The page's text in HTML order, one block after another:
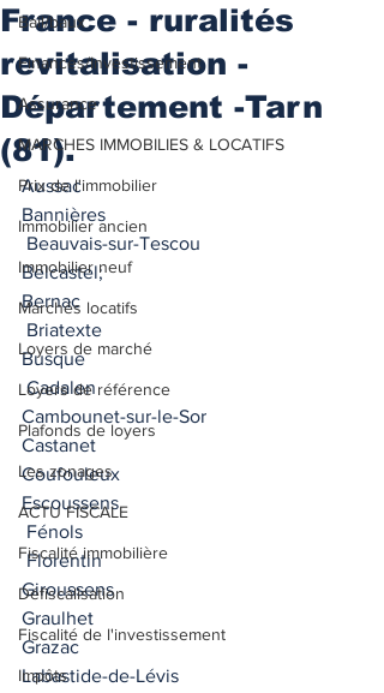
Bail/baux
Finances/Investissement
Assurance
MARCHES IMMOBILIES & LOCATIFS
Prix de l'immobilier
Immobilier ancien
Immobilier neuf
Marchés locatifs
Loyers de marché
Loyers de référence
Plafonds de loyers
Les zonages
ACTU FISCALE
Fiscalité immobilière
Défiscalisation
Fiscalité de l'investissement
Impôts
France - ruralités
revitalisation -
Département -Tarn
(81).
Aussac
Bannières
Beauvais-sur-Tescou
Belcastel;
Bernac
Briatexte
Busque
Cadalen
Cambounet-sur-le-Sor
Castanet
Coufouleux
Escoussens
Fénols
Florentin
Giroussens
Graulhet
Grazac
Labastide-de-Lévis